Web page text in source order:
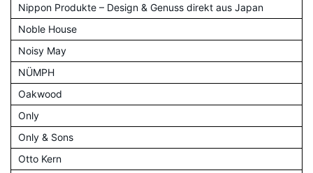
Nippon Produkte – Design & Genuss direkt aus Japan
Noble House
Noisy May
NÜMPH
Oakwood
Only
Only & Sons
Otto Kern